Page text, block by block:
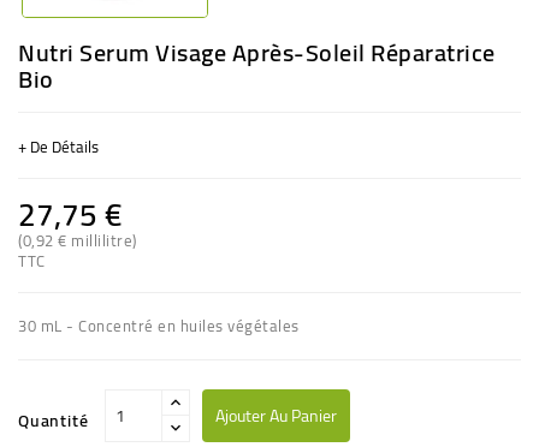
Nutri Serum Visage Après-Soleil Réparatrice
Bio
+ De Détails
27,75 €
(0,92 € millilitre)
TTC
30 mL - Concentré en huiles végétales
Quantité Ajouter Au Panier